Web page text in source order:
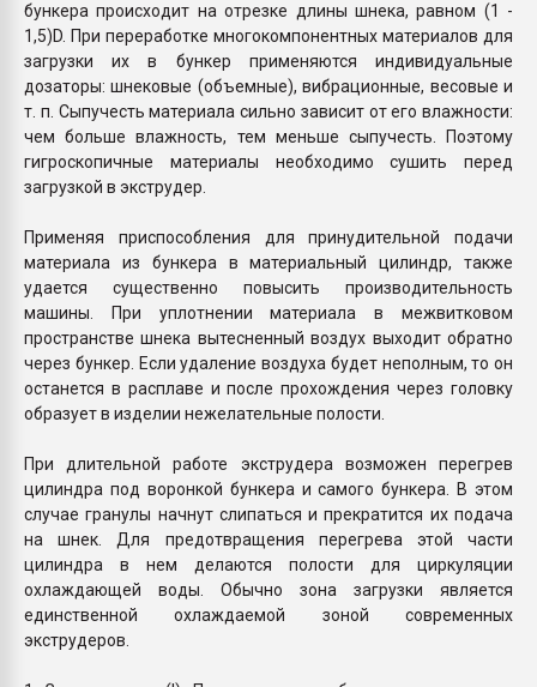
бункера происходит на отрезке длины шнека, равном (1 -
1,5)D. При переработке многокомпонентных материалов для
загрузки их в бункер применяются индивидуальные
дозаторы: шнековые (объемные), вибрационные, весовые и
т. п. Сыпучесть материала сильно зависит от его влажности:
чем больше влажность, тем меньше сыпучесть. Поэтому
гигроскопичные материалы необходимо сушить перед
загрузкой в экструдер.
Применяя приспособления для принудительной подачи
материала из бункера в материальный цилиндр, также
удается существенно повысить производительность
машины. При уплотнении материала в межвитковом
пространстве шнека вытесненный воздух выходит обратно
через бункер. Если удаление воздуха будет неполным, то он
останется в расплаве и после прохождения через головку
образует в изделии нежелательные полости.
При длительной работе экструдера возможен перегрев
цилиндра под воронкой бункера и самого бункера. В этом
случае гранулы начнут слипаться и прекратится их подача
на шнек. Для предотвращения перегрева этой части
цилиндра в нем делаются полости для циркуляции
охлаждающей воды. Обычно зона загрузки является
единственной охлаждаемой зоной современных
экструдеров.